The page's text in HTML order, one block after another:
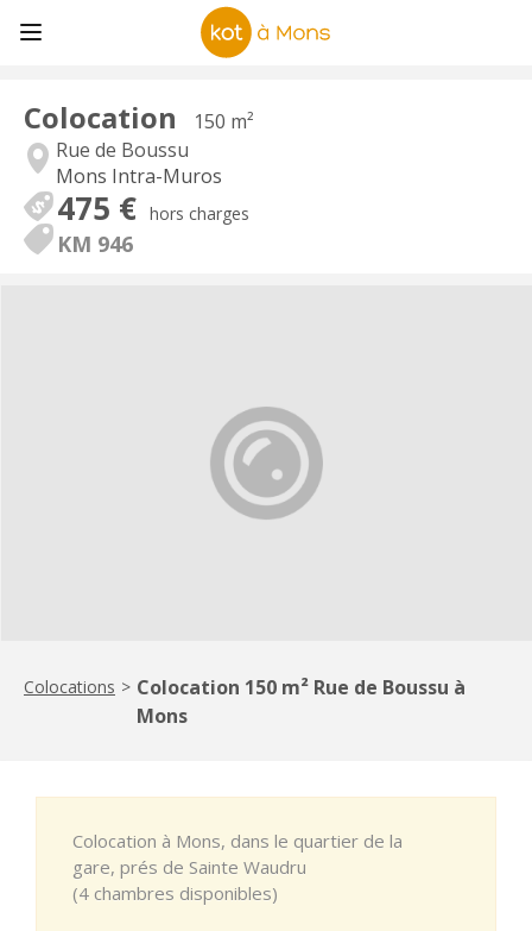
Colocation
150 m²
Rue de Boussu
Mons Intra-Muros
475 € hors charges
KM 946
Colocations > Colocation 150 m² Rue de Boussu à
Mons
Colocation à Mons, dans le quartier de la
gare, prés de Sainte Waudru
(4 chambres disponibles)